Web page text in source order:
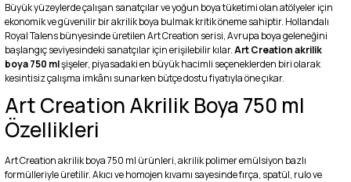
Büyük yüzeylerde çalışan sanatçılar ve yoğun boya tüketimi olan atölyeler için
ekonomik ve güvenilir bir akrilik boya bulmak kritik öneme sahiptir. Hollandalı
Royal Talens bünyesinde üretilen Art Creation serisi, Avrupa boya geleneğini
başlangıç seviyesindeki sanatçılar için erişilebilir kılar.Art Creation akrilik
boya 750 mlşişeler, piyasadaki en büyük hacimli seçeneklerden biri olarak
kesintisiz çalışma imkânı sunarken bütçe dostu fiyatıyla öne çıkar.
Art Creation Akrilik Boya 750 ml
Özellikleri
Art Creation akrilik boya 750 ml ürünleri, akrilik polimer emülsiyon bazlı
formülleriyle üretilir. Akıcı ve homojen kıvamı sayesinde fırça, spatül, rulo ve